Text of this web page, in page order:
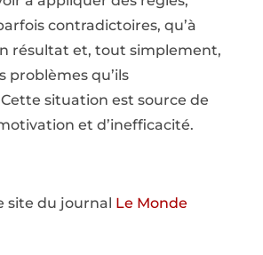
contradictoires, qu’à
résultat et, tout simplement,
problèmes qu’ils
situation est source de
et d’inefficacité.
site du journal Le Monde